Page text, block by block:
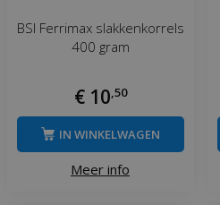
BSI Ferrimax slakkenkorrels
400 gram
€ 10 50
Meer info
IN WINKELWAGEN